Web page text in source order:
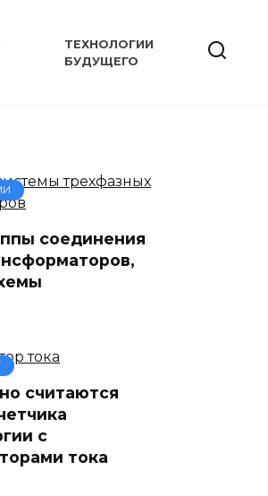
ТЕХНОЛОГИИ
БУДУЩЕГО
соединения
считаются
с
тока